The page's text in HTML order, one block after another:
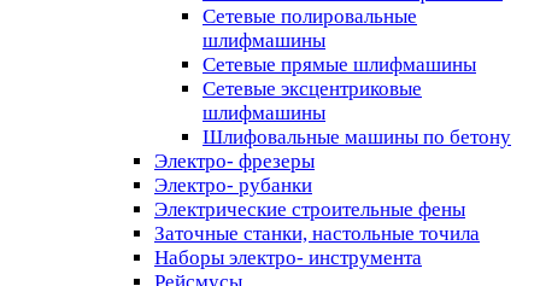
Сетевые полировальные
шлифмашины
Сетевые прямые шлифмашины
Сетевые эксцентриковые
шлифмашины
Шлифовальные машины по бетону
Электро- фрезеры
Электро- рубанки
Электрические строительные фены
Заточные станки, настольные точила
Наборы электро- инструмента